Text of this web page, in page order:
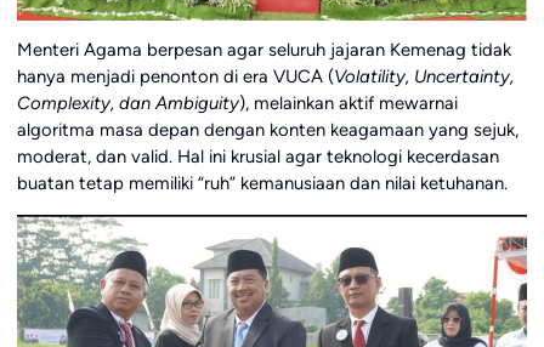
Menteri Agama berpesan agar seluruh jajaran Kemenag tidak
hanya menjadi penonton di era VUCA (Volatility, Uncertainty,
Complexity, dan Ambiguity), melainkan aktif mewarnai
algoritma masa depan dengan konten keagamaan yang sejuk,
moderat, dan valid. Hal ini krusial agar teknologi kecerdasan
buatan tetap memiliki “ruh” kemanusiaan dan nilai ketuhanan.